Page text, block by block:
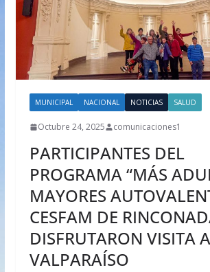
MUNICIPAL NACIONAL NOTICIAS SALUD
Octubre 24, 2025 comunicaciones1
PARTICIPANTES DEL
PROGRAMA “MÁS
MAYORES
CESFAM DE
DISFRUTARON VISITA A
VALPARAÍSO